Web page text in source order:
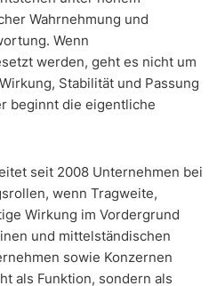
Wahrnehmung und
Wenn
werden, geht es nicht um
Stabilität und Passung
beginnt die eigentliche
seit 2008 Unternehmen bei
wenn Tragweite,
Wirkung im Vordergrund
und mittelständischen
sowie Konzernen
als Funktion, sondern als